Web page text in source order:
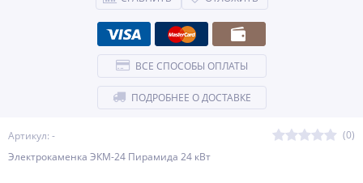
Артикул: -
(0)
Электрокаменка ЭКМ-24 Пирамида 24 кВт
ВСЕ СПОСОБЫ ОПЛАТЫ
ПОДРОБНЕЕ О ДОСТАВКЕ